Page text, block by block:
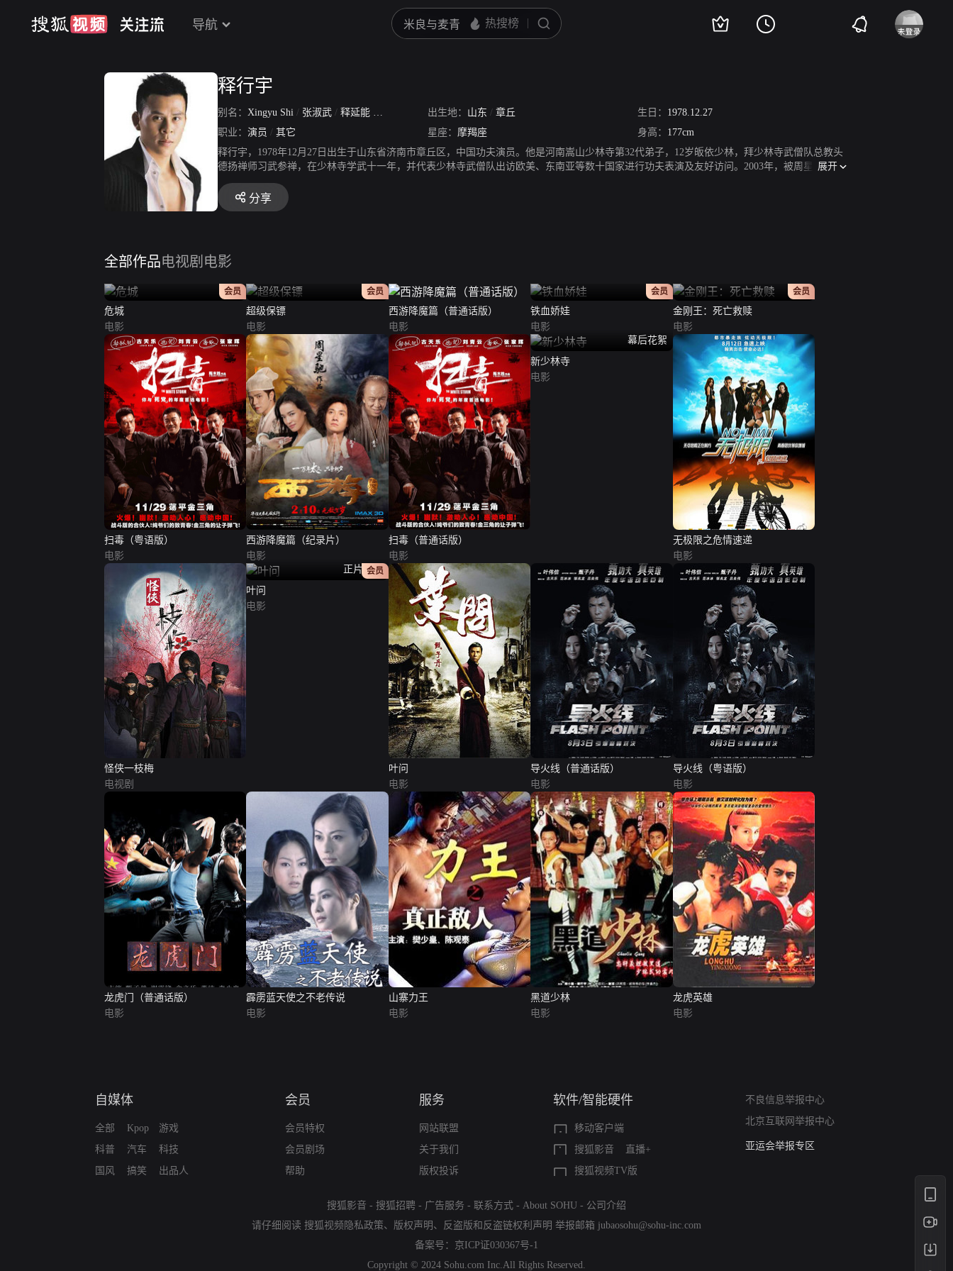
导航
释行宇
别名： Xingyu Shi / 张淑武 / 释延能 / 延能 出生地： 山东 / 章丘 生日： 1978.12.27
职业： 演员 / 其它 星座： 摩羯座 身高： 177cm
释行宇，1978年12月27日出生于山东省济南市章丘区，中国功夫演员。他是河南嵩山少林寺第32代弟子，12岁皈依少林，拜少林寺武僧队总教头
德扬禅师习武参禅，在少林寺学武十一年，并代表少林寺武僧队出访欧美、东南亚等数十国家进行功夫表演及友好访问。2003年，被周星驰选中
参与拍摄电影《功夫》，担演其中主要角色“十二路谭腿”苦力强。2007年与甄子丹、古天乐合作动作片《导火线》。2010年与刘德华、谢霆锋、
成龙、范冰冰、吴京合作的《新少林寺》中扮演净空一角。2013年，与韩国演员刘承俊合作主演了3D功夫电影《金刚王》。2014年参演电影《智
取威虎山》。2015年，参演了张家辉自导自演的电影《陀地驱魔人》。2020年9月28日，参演麦咏麟执导的动作电影《龙虎斗》。2021年领衔主演
展开
分享
全部作品电视剧 电影
正片
会员
危城
电影
正片
会员
超级保镖
电影
西游降魔篇（普通话版）
电影
正片
会员
铁血娇娃
电影
正片
会员
金刚王：死亡救赎
电影
扫毒（粤语版）
电影
西游降魔篇（纪录片）
电影
扫毒（普通话版）
电影
幕后花絮
新少林寺
电影
无极限之危情速递
电影
怪侠一枝梅
电视剧
正片原画
会员
叶问
电影
叶问
电影
导火线（普通话版）
电影
导火线（粤语版）
电影
龙虎门（普通话版）
电影
霹雳蓝天使之不老传说
电影
山寨力王
电影
黑道少林
电影
龙虎英雄
电影
自媒体
全部
科普
国风
Kpop
汽车
搞笑
游戏
科技
出品人
会员
会员特权
会员剧场
帮助
服务
网站联盟
关于我们
版权投诉
软件/智能硬件
移动客户端
搜狐影音
直播+
搜狐视频TV版
不良信息举报中心
北京互联网举报中心
算法推荐专项举报
亚运会举报专区
搜狐影音 - 搜狐招聘 - 广告服务 - 联系方式 - About SOHU - 公司介绍
请仔细阅读 搜狐视频隐私政策、 版权声明 、 反盗版和反盗链权利声明 举报邮箱 jubaosohu@sohu-inc.com
备案号： 京ICP证030367号-1
Copyright © 2024 Sohu.com Inc.All Rights Reserved.